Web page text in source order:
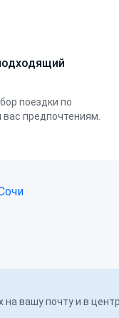
поездки по
предпочтениям.
вашу почту и в